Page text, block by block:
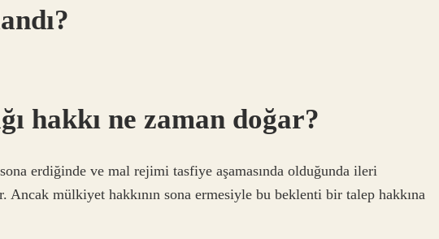
hakkı ne zaman doğar?
erdiğinde ve mal rejimi tasfiye aşamasında olduğunda ileri
mülkiyet hakkının sona ermesiyle bu beklenti bir talep hakkına